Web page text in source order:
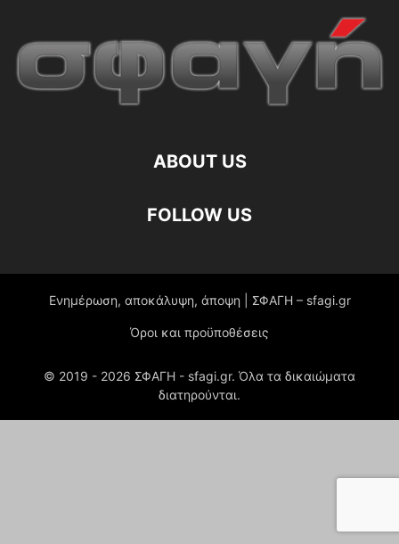
ABOUT US
FOLLOW US
Ενημέρωση, αποκάλυψη, άποψη | ΣΦΑΓΗ – sfagi.gr
Όροι και προϋποθέσεις
© 2019 - 2026 ΣΦΑΓΗ - sfagi.gr. Όλα τα δικαιώματα
διατηρούνται.